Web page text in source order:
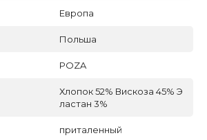
Европа
Польша
POZA
Хлопок 52% Вискоза 45% Э
ластан 3%
приталенный